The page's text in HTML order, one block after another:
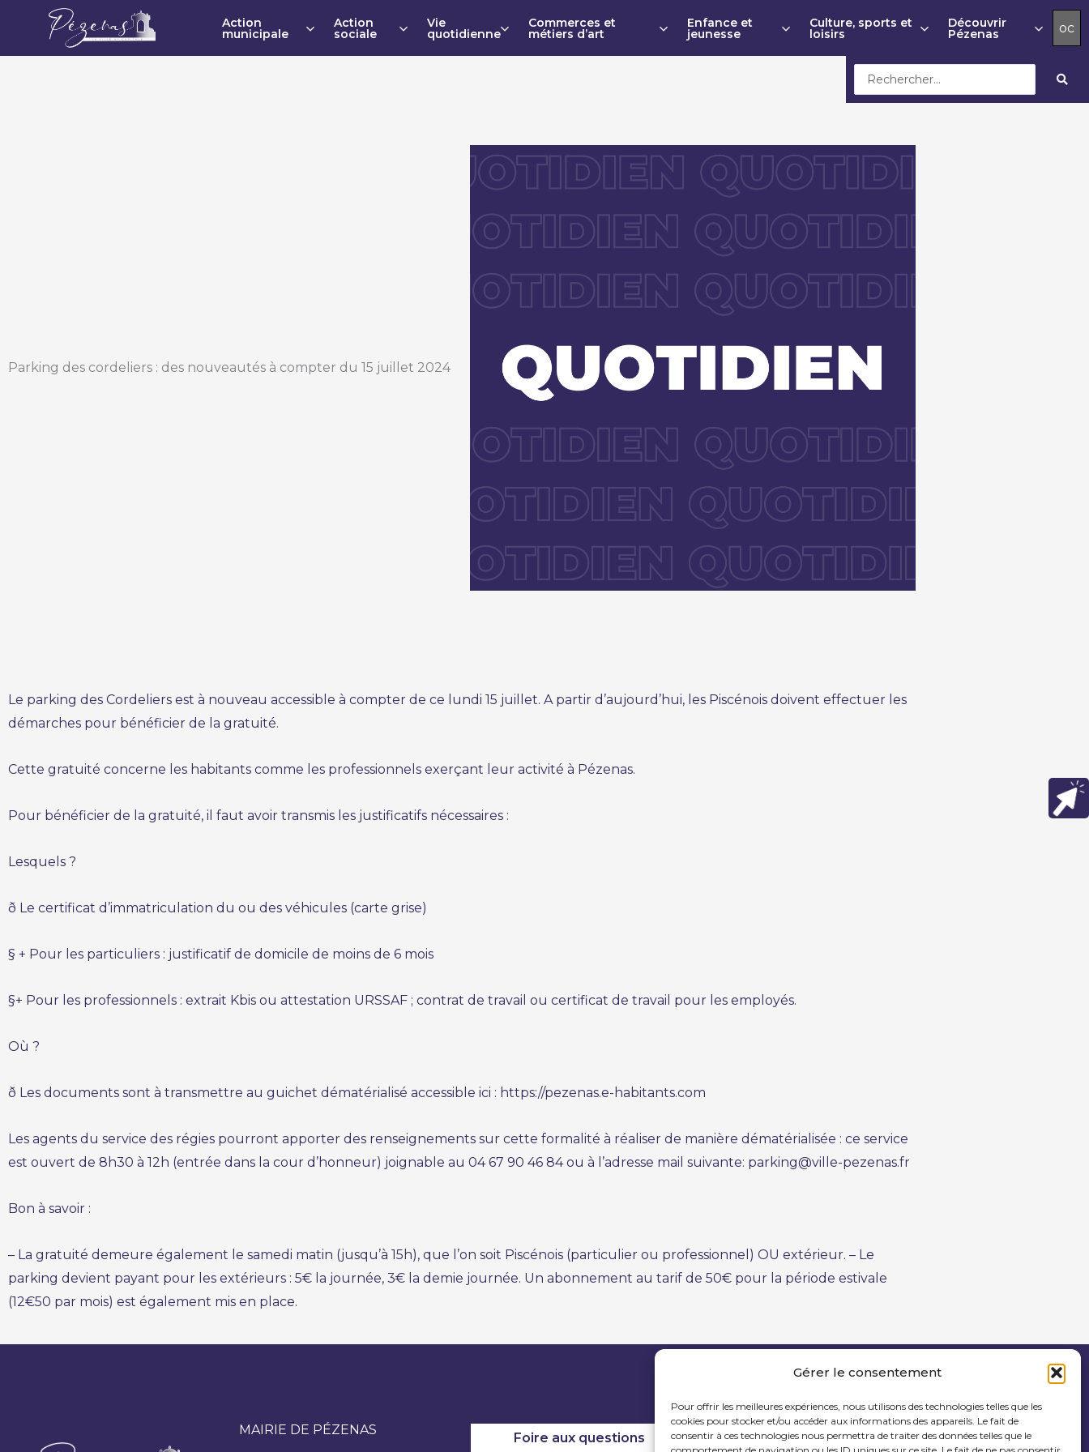
Gérer le consentement
Pour offrir les meilleures expériences, nous utilisons des technologies telles que les
cookies pour stocker et/ou accéder aux informations des appareils. Le fait de
consentir à ces technologies nous permettra de traiter des données telles que le
Action
municipale
Action
sociale
Vie
quotidienne
Commerces et
métiers d’art
Enfance et
jeunesse
Culture, sports et
loisirs
Découvrir
Pézenas oc
Search
...
Parking des cordeliers : des nouveautés à compter du 15 juillet 2024
Le parking des Cordeliers est à nouveau accessible à compter de ce lundi 15 juillet. A partir d’aujourd’hui, les Piscénois doivent effectuer les
démarches pour bénéficier de la gratuité.
Cette gratuité concerne les habitants comme les professionnels exerçant leur activité à Pézenas.
Pour bénéficier de la gratuité, il faut avoir transmis les justificatifs nécessaires :
Lesquels ?
ð Le certificat d’immatriculation du ou des véhicules (carte grise)
§ + Pour les particuliers : justificatif de domicile de moins de 6 mois
§+ Pour les professionnels : extrait Kbis ou attestation URSSAF ; contrat de travail ou certificat de travail pour les employés.
Où ?
ð Les documents sont à transmettre au guichet dématérialisé accessible ici : https://pezenas.e-habitants.com
Les agents du service des régies pourront apporter des renseignements sur cette formalité à réaliser de manière dématérialisée : ce service
est ouvert de 8h30 à 12h (entrée dans la cour d’honneur) joignable au 04 67 90 46 84 ou à l’adresse mail suivante: parking@ville-pezenas.fr
Bon à savoir :
– La gratuité demeure également le samedi matin (jusqu’à 15h), que l’on soit Piscénois (particulier ou professionnel) OU extérieur. – Le
parking devient payant pour les extérieurs : 5€ la journée, 3€ la demie journée. Un abonnement au tarif de 50€ pour la période estivale
(12€50 par mois) est également mis en place.
MAIRIE DE PÉZENAS
Foire aux questions Mentions légales